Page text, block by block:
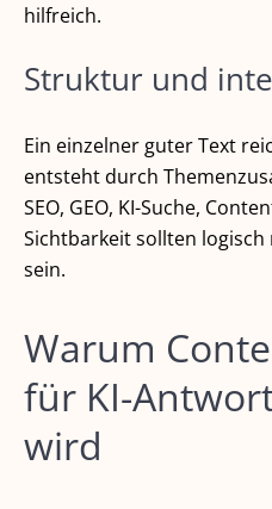
hilfreich.
Struktur und
Ein einzelner guter Text
entsteht durch
SEO, GEO, KI-Suche,
Sichtbarkeit sollten
sein.
Warum
für KI-
wird